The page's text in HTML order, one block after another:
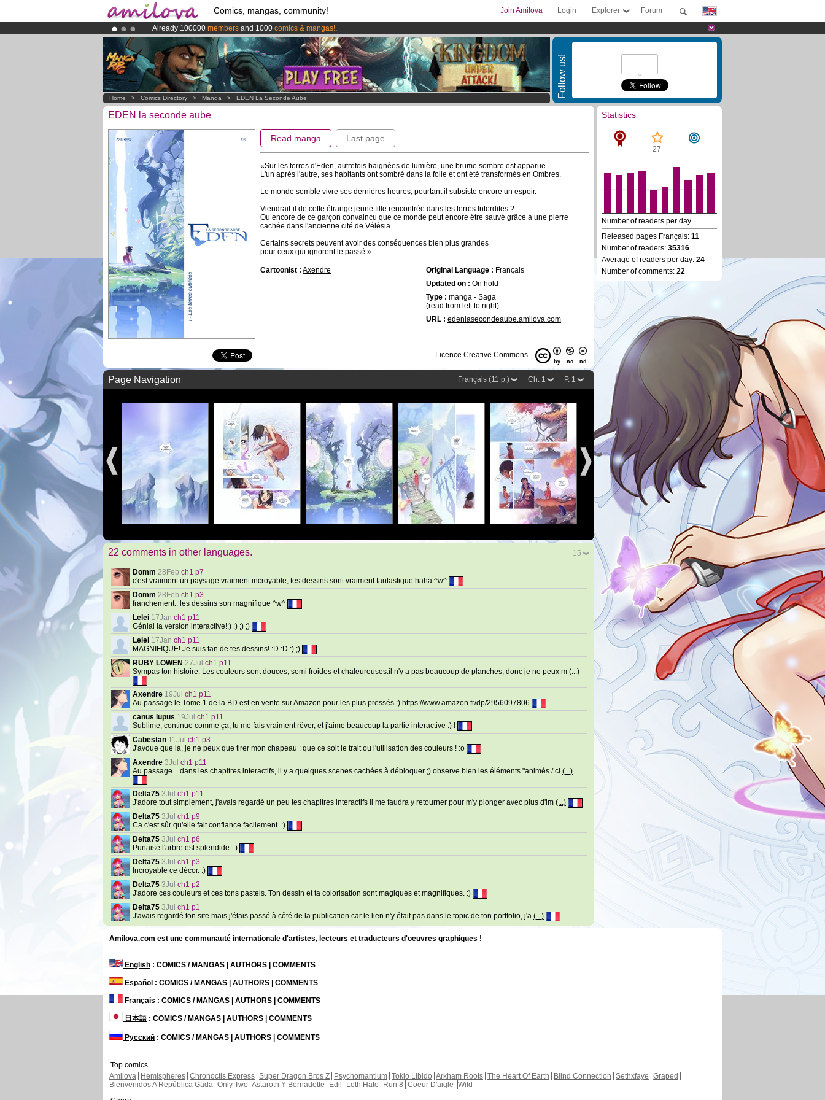
Comics, mangas, community! Forum
Explorer
Login
Join Amilova
Already 100000 members and 1000 comics & mangas!.
Premium membership from3.95 eurosper month !Get membership now
AmilovaKickstarter is now LIVE!.
Follow us!
Home > Comics Directory > Manga > EDEN La Seconde Aube
EDEN la seconde aube
Read manga Last page
«Sur les terres d'Eden, autrefois baignées de lumière, une brume sombre est apparue...
L'un après l'autre, ses habitants ont sombré dans la folie et ont été transformés en Ombres.
Le monde semble vivre ses dernières heures, pourtant il subsiste encore un espoir.
Viendrait-il de cette étrange jeune fille rencontrée dans les terres Interdites ?
Ou encore de ce garçon convaincu que ce monde peut encore être sauvé grâce à une pierre
cachée dans l'ancienne cité de Vélésia...
Certains secrets peuvent avoir des conséquences bien plus grandes
pour ceux qui ignorent le passé.»
Cartoonist : Axendre Original Language : Français
Updated on : On hold
Type : manga - Saga
(read from left to right)
URL : edenlasecondeaube.amilova.com
Licence Creative Commons
by nc nd
P. 1
Ch. 1
Français (11 p.)
Page Navigation
15
22 comments in other languages.
Domm 28Feb ch1 p7
c'est vraiment un paysage vraiment incroyable, tes dessins sont vraiment fantastique haha ^w^
Domm 28Feb ch1 p3
franchement.. les dessins son magnifique ^w^
Lelei 17Jan ch1 p11
Génial la version interactive!:) :) ;) ;)
Lelei 17Jan ch1 p11
MAGNIFIQUE! Je suis fan de tes dessins! :D :D :) ;)
RUBY LOWEN 27Jul ch1 p11
Sympas ton histoire. Les couleurs sont douces, semi froides et chaleureuses.il n'y a pas beaucoup de planches, donc je ne peux m (...)
Axendre 19Jul ch1 p11
Au passage le Tome 1 de la BD est en vente sur Amazon pour les plus pressés :) https://www.amazon.fr/dp/2956097806
canus lupus 19Jul ch1 p11
Sublime, continue comme ça, tu me fais vraiment rêver, et j'aime beaucoup la partie interactive :) !
Cabestan 11Jul ch1 p3
J'avoue que là, je ne peux que tirer mon chapeau : que ce soit le trait ou l'utilisation des couleurs ! :o
Axendre 3Jul ch1 p11
Au passage... dans les chapitres interactifs, il y a quelques scenes cachées à débloquer ;) observe bien les éléments "animés / cl (...)
Delta75 3Jul ch1 p11
J'adore tout simplement, j'avais regardé un peu tes chapitres interactifs il me faudra y retourner pour m'y plonger avec plus d'im (...)
Delta75 3Jul ch1 p9
Ca c'est sûr qu'elle fait confiance facilement. :)
Delta75 3Jul ch1 p6
Punaise l'arbre est splendide. :)
Delta75 3Jul ch1 p3
Incroyable ce décor. :)
Delta75 3Jul ch1 p2
J'adore ces couleurs et ces tons pastels. Ton dessin et ta colorisation sont magiques et magnifiques. :)
Delta75 3Jul ch1 p1
J'avais regardé ton site mais j'étais passé à côté de la publication car le lien n'y était pas dans le topic de ton portfolio, j'a (...)
Statistics
27
Number of readers per day
Released pages Français: 11
Number of readers: 35316
Average of readers per day: 24
Number of comments: 22
Amilova.com est une communauté internationale d'artistes, lecteurs et traducteurs d'oeuvres graphiques !
English : COMICS / MANGAS | AUTHORS | COMMENTS
Español : COMICS / MANGAS | AUTHORS | COMMENTS
Français : COMICS / MANGAS | AUTHORS | COMMENTS
日本語: COMICS / MANGAS | AUTHORS | COMMENTS
Русский : COMICS / MANGAS | AUTHORS | COMMENTS
Top comics
Amilova
Hemispheres Chronoctis Express Super Dragon Bros Z Psychomantium Tokio Libido Arkham Roots The Heart Of Earth Blind Connection Sethxfaye Graped
Bienvenidos A República Gada Only Two Astaroth Y Bernadette Edil Leth Hate Run 8 Coeur D'aigle Wild